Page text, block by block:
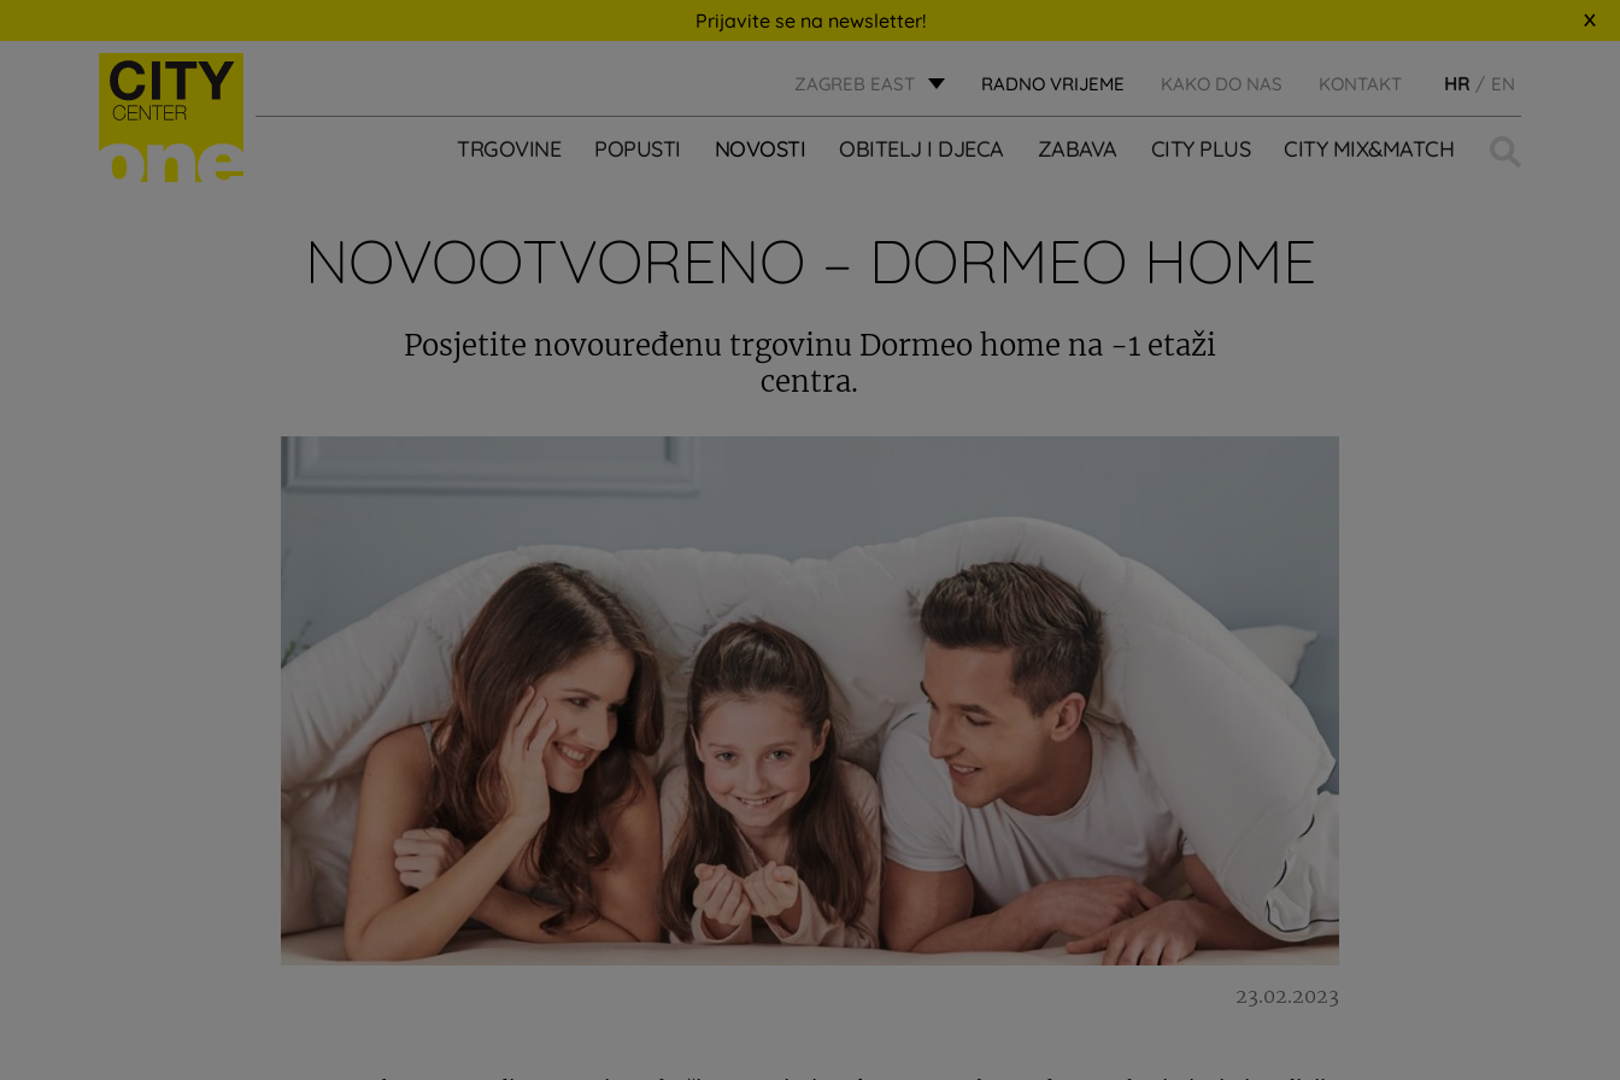
Prijavite se na newsletter!
ZAGREB EAST RADNO VRIJEME KAKO DO NAS KONTAKT HR EN
TRGOVINE POPUSTI NOVOSTI OBITELJ I DJECA ZABAVA CITY PLUS CITY MIX&MATCH
NOVOOTVORENO – DORMEO HOME
Posjetite novouređenu trgovinu Dormeo home na -1 etaži
centra.
23.02.2023